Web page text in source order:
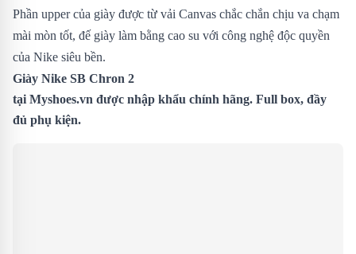
Phần upper của giày được từ vải Canvas chắc chắn chịu va chạm
mài mòn tốt, đế giày làm bằng cao su với công nghệ độc quyền
của Nike siêu bền.
Giày Nike SB Chron 2
tại Myshoes.vn được nhập khẩu chính hãng. Full box, đầy
đủ phụ kiện.